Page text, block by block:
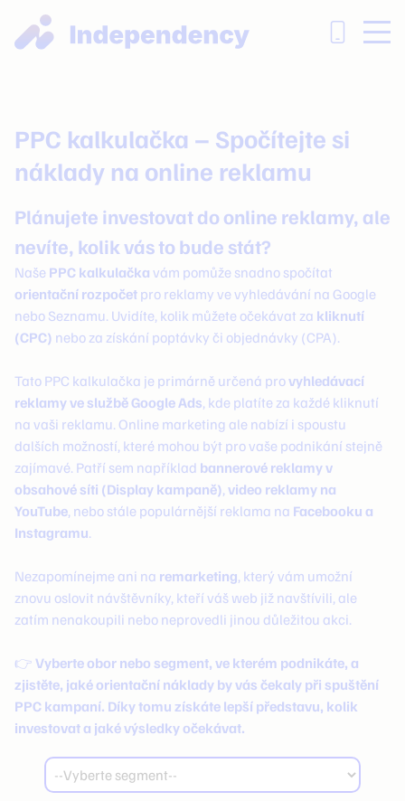
PPC kalkulačka – Spočítejte si
náklady na online reklamu
Plánujete investovat do online reklamy, ale
nevíte, kolik vás to bude stát?
Naše PPC kalkulačka vám pomůže snadno spočítat
orientační rozpočet pro reklamy ve vyhledávání na Google
nebo Seznamu. Uvidíte, kolik můžete očekávat za kliknutí
(CPC) nebo za získání poptávky či objednávky (CPA).
Tato PPC kalkulačka je primárně určená provyhledávací
reklamy ve službě Google Ads, kde platíte za každé kliknutí
na vaši reklamu. Online marketing ale nabízí i spoustu
dalších možností, které mohou být pro vaše podnikání stejně
zajímavé. Patří sem například bannerové reklamy v
obsahové síti (Display kampaně), video reklamy na
YouTube, nebo stále populárnější reklama na Facebooku a
Instagramu.
Nezapomínejme ani na remarketing, který vám umožní
znovu oslovit návštěvníky, kteří váš web již navštívili, ale
zatím nenakoupili nebo neprovedli jinou důležitou akci.
👉 Vyberte obor nebo segment, ve kterém podnikáte, a
zjistěte, jaké orientační náklady by vás čekaly při spuštění
PPC kampaní. Díky tomu získáte lepší představu, kolik
investovat a jaké výsledky očekávat.